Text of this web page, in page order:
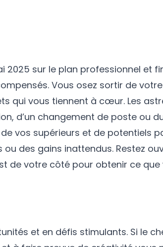
sur le plan professionnel et
Vous osez sortir de
qui vous tiennent à cœur. Les
d’un changement de poste ou
vos supérieurs et de potentiels
des gains inattendus. Restez
de votre côté pour obtenir ce que
et en défis stimulants. Si le